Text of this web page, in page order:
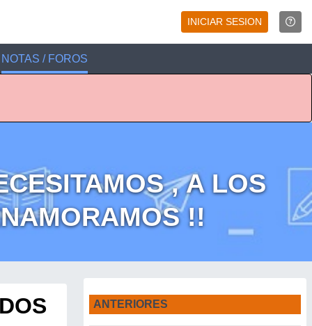
INICIAR SESION
NOTAS / FOROS
, A LOS
!!
ANTERIORES